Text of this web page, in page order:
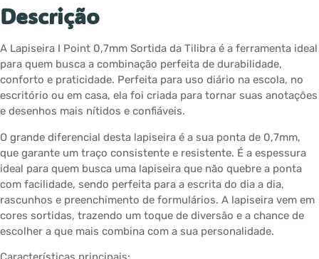
Descrição
A Lapiseira I Point 0,7mm Sortida da Tilibra é a ferramenta ideal
para quem busca a combinação perfeita de durabilidade,
conforto e praticidade. Perfeita para uso diário na escola, no
escritório ou em casa, ela foi criada para tornar suas anotações
e desenhos mais nítidos e confiáveis.
O grande diferencial desta lapiseira é a sua ponta de 0,7mm,
que garante um traço consistente e resistente. É a espessura
ideal para quem busca uma lapiseira que não quebre a ponta
com facilidade, sendo perfeita para a escrita do dia a dia,
rascunhos e preenchimento de formulários. A lapiseira vem em
cores sortidas, trazendo um toque de diversão e a chance de
escolher a que mais combina com a sua personalidade.